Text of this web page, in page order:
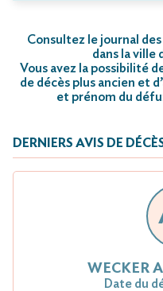
Consultez le journal
dans la ville
Vous avez la possibilité
de décès plus ancien et
et prénom du
DERNIERS AVIS DE
WECKER
Date du